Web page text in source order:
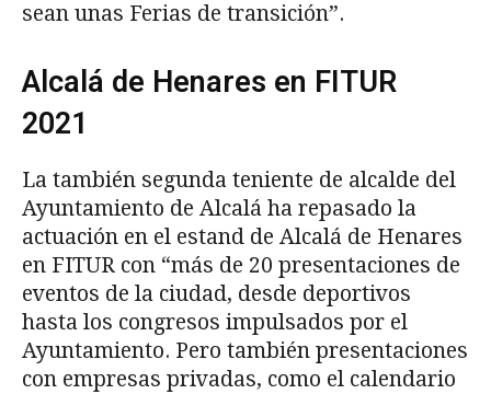
sean unas Ferias de transición”.
Alcalá de Henares en FITUR
2021
La también segunda teniente de alcalde del
Ayuntamiento de Alcalá ha repasado la
actuación en el estand de Alcalá de Henares
en FITUR con “más de 20 presentaciones de
eventos de la ciudad, desde deportivos
hasta los congresos impulsados por el
Ayuntamiento. Pero también presentaciones
con empresas privadas, como el calendario